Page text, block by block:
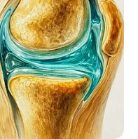
Probably Missed